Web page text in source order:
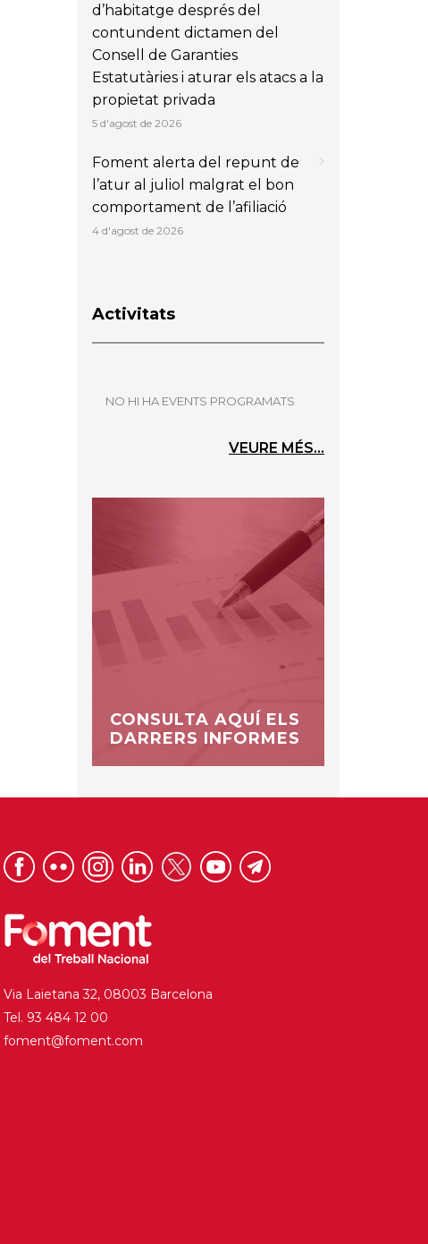
d’habitatge després del
contundent dictamen del
Consell de Garanties
Estatutàries i aturar els atacs a la
propietat privada
5 d'agost de 2026
Foment alerta del repunt de
l’atur al juliol malgrat el bon
comportament de l’afiliació
4 d'agost de 2026
Activitats
NO HI HA EVENTS PROGRAMATS
VEURE MÉS...
CONSULTA AQUÍ ELS
DARRERS INFORMES
Via Laietana 32, 08003 Barcelona
Tel. 93 484 12 00
foment@foment.com